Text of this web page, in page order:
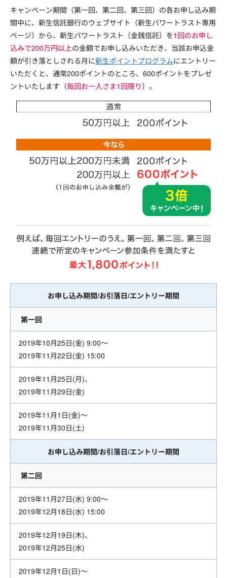
キャンペーン期間（第一回、第二回、第三回）の各お申し込み期
間中に、新生信託銀行のウェブサイト（新生パワートラスト専用
ページ）から、新生パワートラスト（金銭信託）を1回のお申し
込みで200万円以上の金額でお申し込みいただき、当該お申込金
額が引き落としされる月に新生ポイントプログラムにエントリー
いただくと、通常200ポイントのところ、600ポイントをプレゼ
ントいたします（毎回お一人さま1回限り）。
お申し込み期間/お引落日/エントリー期間
第一回
2019年10月25日(金) 9:00～
2019年11月22日(金) 15:00
2019年11月25日(月)、
2019年11月29日(金)
2019年11月1日(金)～
2019年11月30日(土)
お申し込み期間/お引落日/エントリー期間
第二回
2019年11月27日(水) 9:00～
2019年12月18日(水) 15:00
2019年12月19日(木)、
2019年12月25日(水)
2019年12月1日(日)～